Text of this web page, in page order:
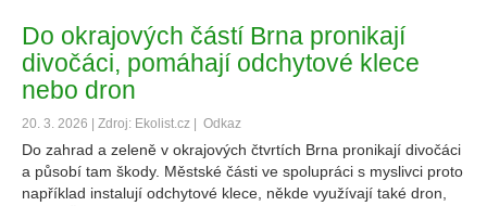
Do okrajových částí Brna pronikají
divočáci, pomáhají odchytové klece
nebo dron
20. 3. 2026 | Zdroj: Ekolist.cz | Odkaz
Do zahrad a zeleně v okrajových čtvrtích Brna pronikají divočáci
a působí tam škody. Městské části ve spolupráci s myslivci proto
například instalují odchytové klece, někde využívají také dron,